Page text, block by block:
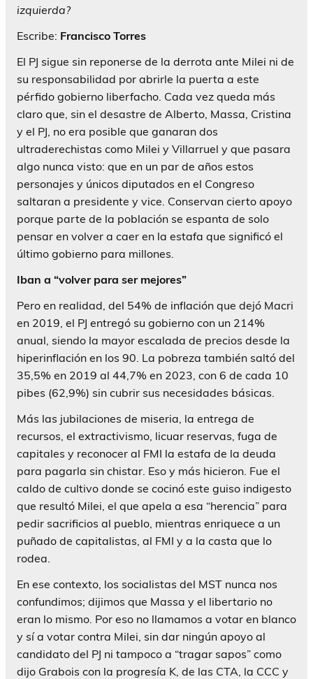
izquierda?
Escribe: Francisco Torres
El PJ sigue sin reponerse de la derrota ante Milei ni de
su responsabilidad por abrirle la puerta a este
pérfido gobierno liberfacho. Cada vez queda más
claro que, sin el desastre de Alberto, Massa, Cristina
y el PJ, no era posible que ganaran dos
ultraderechistas como Milei y Villarruel y que pasara
algo nunca visto: que en un par de años estos
personajes y únicos diputados en el Congreso
saltaran a presidente y vice. Conservan cierto apoyo
porque parte de la población se espanta de solo
pensar en volver a caer en la estafa que significó el
último gobierno para millones.
Iban a “volver para ser mejores”
Pero en realidad, del 54% de inflación que dejó Macri
en 2019, el PJ entregó su gobierno con un 214%
anual, siendo la mayor escalada de precios desde la
hiperinflación en los 90. La pobreza también saltó del
35,5% en 2019 al 44,7% en 2023, con 6 de cada 10
pibes (62,9%) sin cubrir sus necesidades básicas.
Más las jubilaciones de miseria, la entrega de
recursos, el extractivismo, licuar reservas, fuga de
capitales y reconocer al FMI la estafa de la deuda
para pagarla sin chistar. Eso y más hicieron. Fue el
caldo de cultivo donde se cocinó este guiso indigesto
que resultó Milei, el que apela a esa “herencia” para
pedir sacrificios al pueblo, mientras enriquece a un
puñado de capitalistas, al FMI y a la casta que lo
rodea.
En ese contexto, los socialistas del MST nunca nos
confundimos; dijimos que Massa y el libertario no
eran lo mismo. Por eso no llamamos a votar en blanco
y sí a votar contra Milei, sin dar ningún apoyo al
candidato del PJ ni tampoco a “tragar sapos” como
dijo Grabois con la progresía K, de las CTA, la CCC y